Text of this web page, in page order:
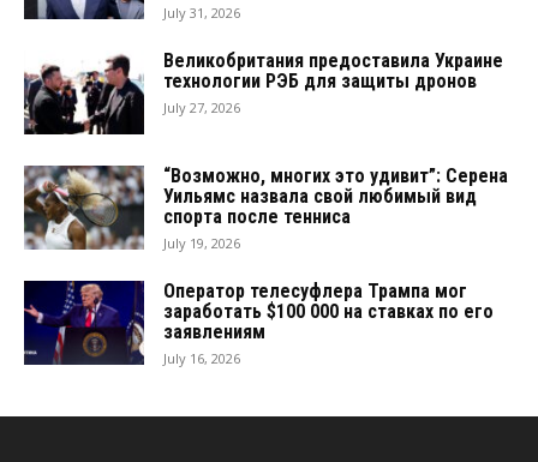
July 31, 2026
Великобритания предоставила Украине
технологии РЭБ для защиты дронов
July 27, 2026
“Возможно, многих это удивит”: Серена
Уильямс назвала свой любимый вид
спорта после тенниса
July 19, 2026
Оператор телесуфлера Трампа мог
заработать $100 000 на ставках по его
заявлениям
July 16, 2026